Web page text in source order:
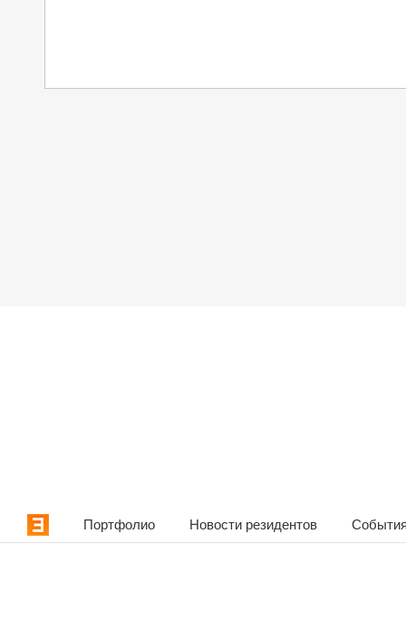
Портфолио Новости резидентов